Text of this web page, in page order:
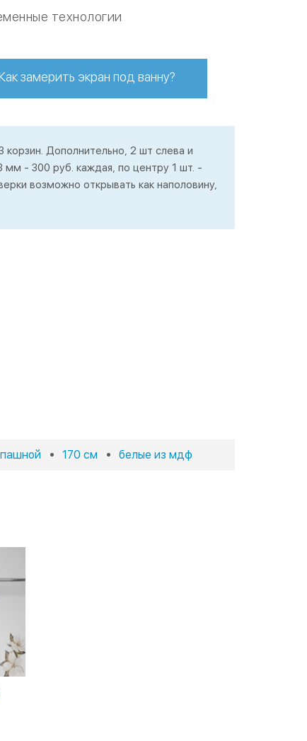
технологии
замерить экран под ванну?
корзин. Дополнительно, 2 шт слева и
- 300 руб. каждая, по центру 1 шт. -
возможно открывать как наполовину,
170 см белые из мдф